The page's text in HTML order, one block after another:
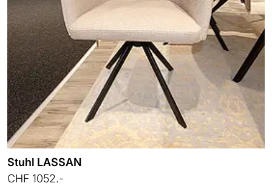
Stuhl LASSAN
CHF 1052.-